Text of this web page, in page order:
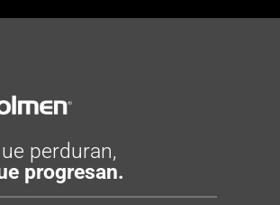
perduran,
progresan.